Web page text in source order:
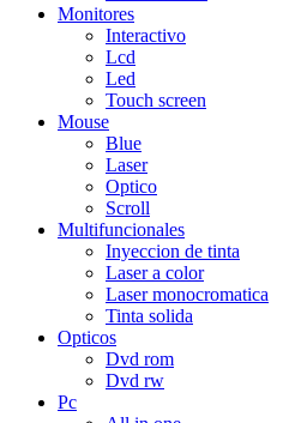
Monitores
Interactivo
Lcd
Led
Touch screen
Mouse
Blue
Laser
Optico
Scroll
Multifuncionales
Inyeccion de tinta
Laser a color
Laser monocromatica
Tinta solida
Opticos
Dvd rom
Dvd rw
Pc